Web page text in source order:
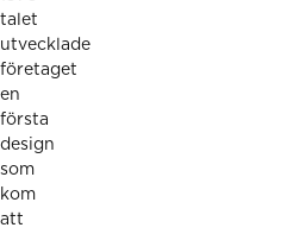
talet
utvecklade
företaget
en
första
design
som
kom
att